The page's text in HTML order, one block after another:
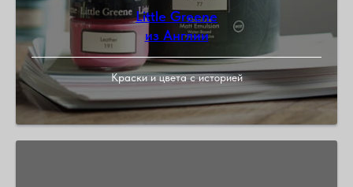
Little Greene
из Англии
Краски и цвета c историей